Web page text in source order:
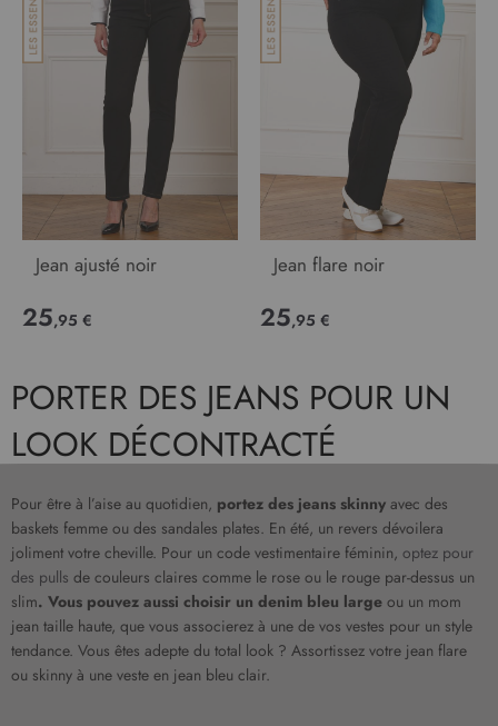
Jean ajusté noir
25,95 €
Jean flare noir
25,95 €
PORTER DES JEANS POUR UN
LOOK DÉCONTRACTÉ
Pour être à l’aise au quotidien, portez des jeans skinny avec des
baskets femme ou des sandales plates. En été, un revers dévoilera
joliment votre cheville. Pour un code vestimentaire féminin, optez pour
des pulls de couleurs claires comme le rose ou le rouge par-dessus un
slim. Vous pouvez aussi choisir un denim bleu large ou un mom
jean taille haute, que vous associerez à une de vos vestes pour un style
tendance. Vous êtes adepte du total look ? Assortissez votre jean flare
ou skinny à une veste en jean bleu clair.